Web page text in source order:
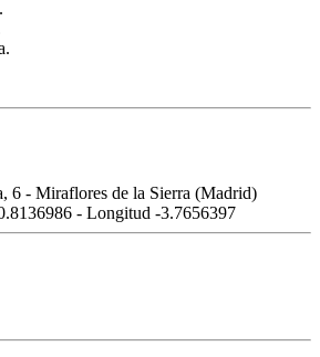
6 - Miraflores de la Sierra (Madrid)
- Longitud -3.7656397